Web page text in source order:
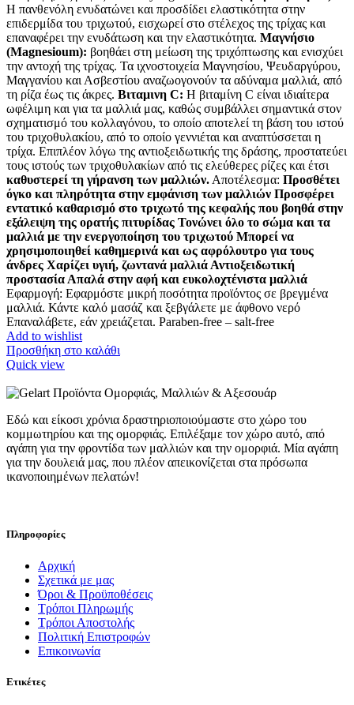
Η πανθενόλη ενυδατώνει και προσδίδει ελαστικότητα στην
επιδερμίδα του τριχωτού, εισχωρεί στο στέλεχος της τρίχας και
επαναφέρει την ενυδάτωση και την ελαστικότητα. Μαγνήσιο
(Magnesioum): βοηθάει στη μείωση της τριχόπτωσης και ενισχύει
την αντοχή της τρίχας. Τα ιχνοστοιχεία Μαγνησίου, Ψευδαργύρου,
Μαγγανίου και Ασβεστίου αναζωογονούν τα αδύναμα μαλλιά, από
τη ρίζα έως τις άκρες. Βιταμινη C: Η βιταμίνη C είναι ιδιαίτερα
ωφέλιμη και για τα μαλλιά μας, καθώς συμβάλλει σημαντικά στον
σχηματισμό του κολλαγόνου, το οποίο αποτελεί τη βάση του ιστού
του τριχοθυλακίου, από το οποίο γεννιέται και αναπτύσσεται η
τρίχα. Επιπλέον λόγω της αντιοξειδωτικής της δράσης, προστατεύει
τους ιστούς των τριχοθυλακίων από τις ελεύθερες ρίζες και έτσι
καθυστερεί τη γήρανση των μαλλιών. Αποτέλεσμα: Προσθέτει
όγκο και πληρότητα στην εμφάνιση των μαλλιών Προσφέρει
εντατικό καθαρισμό στο τριχωτό της κεφαλής που βοηθά στην
εξάλειψη της ορατής πιτυρίδας Τονώνει όλο το σώμα και τα
μαλλιά με την ενεργοποίηση του τριχωτού Μπορεί να
χρησιμοποιηθεί καθημερινά και ως αφρόλουτρο για τους
άνδρες Χαρίζει υγιή, ζωντανά μαλλιά Αντιοξειδωτική
προστασία Απαλά στην αφή και ευκολοχτένιστα μαλλιά
Εφαρμογή: Εφαρμόστε μικρή ποσότητα προϊόντος σε βρεγμένα
μαλλιά. Κάντε καλό μασάζ και ξεβγάλετε με άφθονο νερό
Επαναλάβετε, εάν χρειάζεται. Paraben-free – salt-free
Add to wishlist
Προσθήκη στο καλάθι
Quick view
Εδώ και είκοσι χρόνια δραστηριοποιούμαστε στο χώρο του
κομμωτηρίου και της ομορφιάς. Επιλέξαμε τον χώρο αυτό, από
αγάπη για την φροντίδα των μαλλιών και την ομορφιά. Μία αγάπη
για την δουλειά μας, που πλέον απεικονίζεται στα πρόσωπα
ικανοποιημένων πελατών!
Πληροφορίες
Αρχική
Σχετικά με μας
Όροι & Προϋποθέσεις
Τρόποι Πληρωμής
Τρόποι Αποστολής
Πολιτική Επιστροφών
Επικοινωνία
Ετικέτες